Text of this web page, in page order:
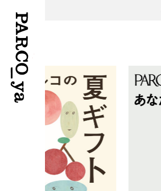
フロアガイド
施設案内・アクセス
イベント・ポップアップ
ニュース
レストラン・カフェ
ENGLISH
繁体字
簡体字
한국어
ภาษาไทย